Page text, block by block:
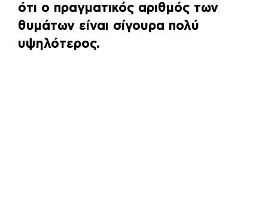
ότι ο πραγματικός αριθμός των
θυμάτων είναι σίγουρα πολύ
υψηλότερος.